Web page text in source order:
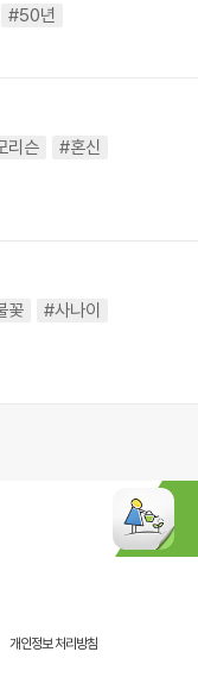
#50년
리슨
#혼신
꽃
#사나이
개인정보 처리방침